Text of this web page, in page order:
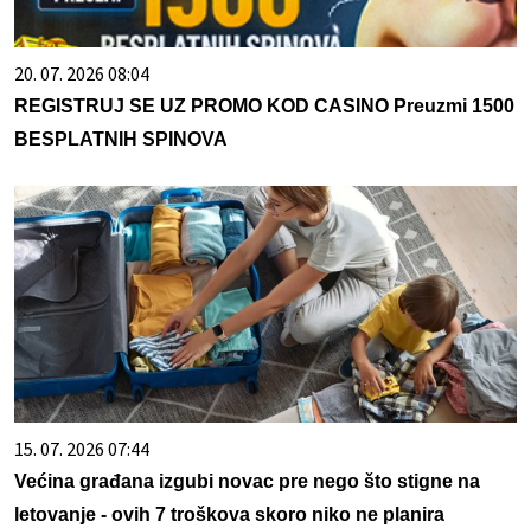
20. 07. 2026 08:04
REGISTRUJ SE UZ PROMO KOD CASINO Preuzmi 1500
BESPLATNIH SPINOVA
15. 07. 2026 07:44
Većina građana izgubi novac pre nego što stigne na
letovanje - ovih 7 troškova skoro niko ne planira